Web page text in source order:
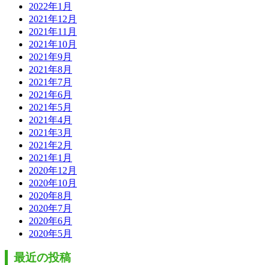
2022年1月
2021年12月
2021年11月
2021年10月
2021年9月
2021年8月
2021年7月
2021年6月
2021年5月
2021年4月
2021年3月
2021年2月
2021年1月
2020年12月
2020年10月
2020年8月
2020年7月
2020年6月
2020年5月
最近の投稿